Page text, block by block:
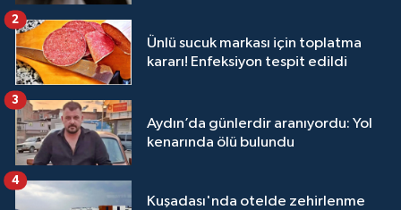
Ünlü sucuk markası için toplatma
kararı! Enfeksiyon tespit edildi
2
Aydın’da günlerdir aranıyordu: Yol
kenarında ölü bulundu
3
Kuşadası'nda otelde zehirlenme
4